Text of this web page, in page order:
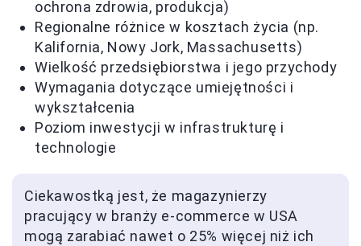
ochrona zdrowia, produkcja)
Regionalne różnice w kosztach życia (np.
Kalifornia, Nowy Jork, Massachusetts)
Wielkość przedsiębiorstwa i jego przychody
Wymagania dotyczące umiejętności i
wykształcenia
Poziom inwestycji w infrastrukturę i
technologie
Ciekawostką jest, że magazynierzy
pracujący w branży e-commerce w USA
mogą zarabiać nawet o 25% więcej niż ich